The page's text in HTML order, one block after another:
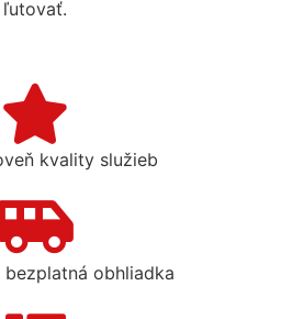
ľutovať.
kvality služieb
bezplatná obhliadka